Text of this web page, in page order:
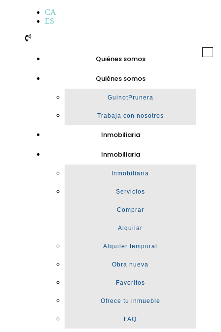
CA
ES
Quiénes somos
Quiénes somos
GuinotPrunera
Trabaja con nosotros
Inmobiliaria
Inmobiliaria
Inmobiliaria
Servicios
Comprar
Alquilar
Alquiler temporal
Obra nueva
Favoritos
Ofrece tu inmueble
FAQ